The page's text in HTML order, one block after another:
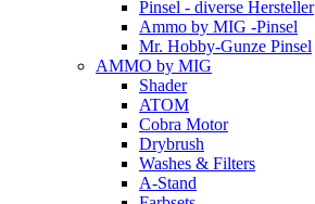
Pinsel - diverse Hersteller
Ammo by MIG -Pinsel
Mr. Hobby-Gunze Pinsel
AMMO by MIG
Shader
ATOM
Cobra Motor
Drybrush
Washes & Filters
A-Stand